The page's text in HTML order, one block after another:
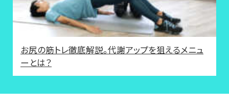
お尻の筋トレ徹底解説。代謝アップを狙えるメニュ
ーとは？